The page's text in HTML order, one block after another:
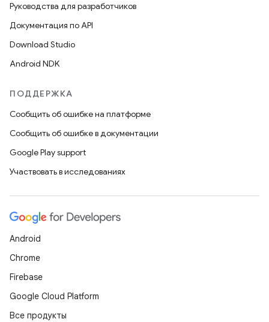
Руководства для разработчиков
Документация по API
Download Studio
Android NDK
ПОДДЕРЖКА
Сообщить об ошибке на платформе
Сообщить об ошибке в документации
Google Play support
Участвовать в исследованиях
Android
Chrome
Firebase
Google Cloud Platform
Все продукты